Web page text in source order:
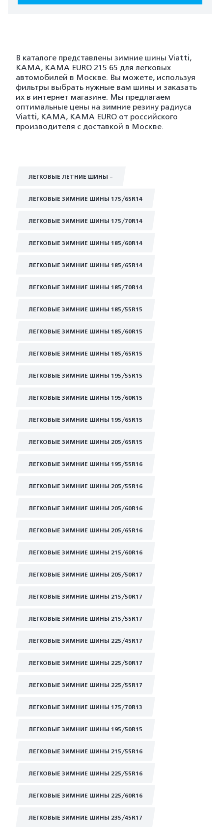
В каталоге представлены зимние шины Viatti,
KAMA, KAMA EURO 215 65 для легковых
автомобилей в Москве. Вы можете, используя
фильтры выбрать нужные вам шины и заказать
их в интернет магазине. Мы предлагаем
оптимальные цены на зимние резину радиуса
Viatti, KAMA, KAMA EURO от российского
производителя с доставкой в Москве.
ЛЕГКОВЫЕ ЛЕТНИЕ ШИНЫ -
ЛЕГКОВЫЕ ЗИМНИЕ ШИНЫ 175/65R14
ЛЕГКОВЫЕ ЗИМНИЕ ШИНЫ 175/70R14
ЛЕГКОВЫЕ ЗИМНИЕ ШИНЫ 185/60R14
ЛЕГКОВЫЕ ЗИМНИЕ ШИНЫ 185/65R14
ЛЕГКОВЫЕ ЗИМНИЕ ШИНЫ 185/70R14
ЛЕГКОВЫЕ ЗИМНИЕ ШИНЫ 185/55R15
ЛЕГКОВЫЕ ЗИМНИЕ ШИНЫ 185/60R15
ЛЕГКОВЫЕ ЗИМНИЕ ШИНЫ 185/65R15
ЛЕГКОВЫЕ ЗИМНИЕ ШИНЫ 195/55R15
ЛЕГКОВЫЕ ЗИМНИЕ ШИНЫ 195/60R15
ЛЕГКОВЫЕ ЗИМНИЕ ШИНЫ 195/65R15
ЛЕГКОВЫЕ ЗИМНИЕ ШИНЫ 205/65R15
ЛЕГКОВЫЕ ЗИМНИЕ ШИНЫ 195/55R16
ЛЕГКОВЫЕ ЗИМНИЕ ШИНЫ 205/55R16
ЛЕГКОВЫЕ ЗИМНИЕ ШИНЫ 205/60R16
ЛЕГКОВЫЕ ЗИМНИЕ ШИНЫ 205/65R16
ЛЕГКОВЫЕ ЗИМНИЕ ШИНЫ 215/60R16
ЛЕГКОВЫЕ ЗИМНИЕ ШИНЫ 205/50R17
ЛЕГКОВЫЕ ЗИМНИЕ ШИНЫ 215/50R17
ЛЕГКОВЫЕ ЗИМНИЕ ШИНЫ 215/55R17
ЛЕГКОВЫЕ ЗИМНИЕ ШИНЫ 225/45R17
ЛЕГКОВЫЕ ЗИМНИЕ ШИНЫ 225/50R17
ЛЕГКОВЫЕ ЗИМНИЕ ШИНЫ 225/55R17
ЛЕГКОВЫЕ ЗИМНИЕ ШИНЫ 175/70R13
ЛЕГКОВЫЕ ЗИМНИЕ ШИНЫ 195/50R15
ЛЕГКОВЫЕ ЗИМНИЕ ШИНЫ 215/55R16
ЛЕГКОВЫЕ ЗИМНИЕ ШИНЫ 225/55R16
ЛЕГКОВЫЕ ЗИМНИЕ ШИНЫ 225/60R16
ЛЕГКОВЫЕ ЗИМНИЕ ШИНЫ 235/45R17